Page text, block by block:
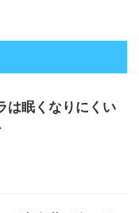
は眠くなりにくい